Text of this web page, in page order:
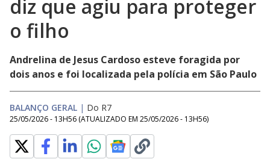
diz que agiu para proteger
o filho
Andrelina de Jesus Cardoso esteve foragida por
dois anos e foi localizada pela polícia em São Paulo
BALANÇO GERAL | Do R7
25/05/2026 - 13H56 (ATUALIZADO EM 25/05/2026 - 13H56)